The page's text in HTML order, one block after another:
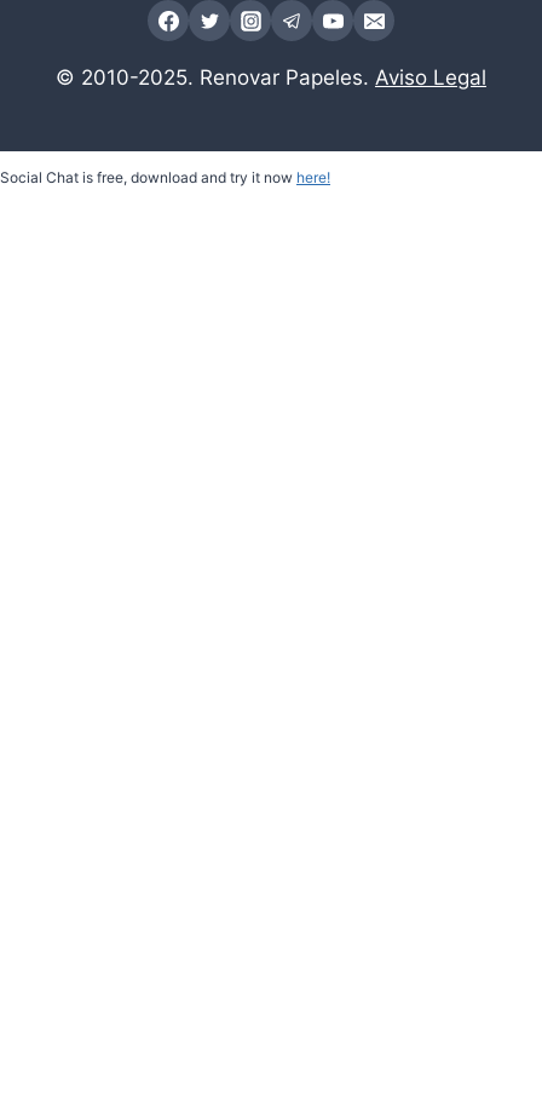
© 2010-2025. Renovar Papeles. Aviso Legal
Social Chat is free, download and try it now here!